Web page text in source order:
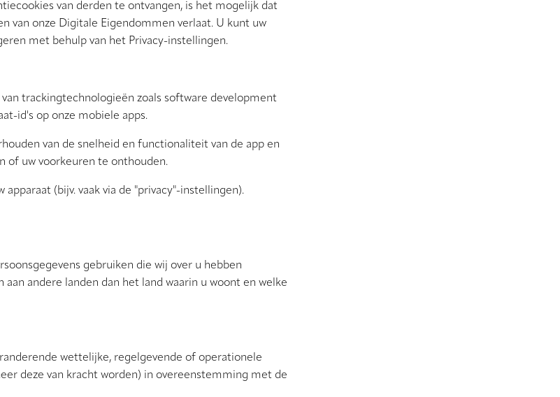
van derden te ontvangen, is het mogelijk dat
van onze Digitale Eigendommen verlaat. U kunt uw
met behulp van het Privacy-instellingen.
trackingtechnologieën zoals software development
id's op onze mobiele apps.
van de snelheid en functionaliteit van de app en
of uw voorkeuren te onthouden.
(bijv. vaak via de "privacy"-instellingen).
gebruiken die wij over u hebben
andere landen dan het land waarin u woont en welke
wettelijke, regelgevende of operationele
deze van kracht worden) in overeenstemming met de